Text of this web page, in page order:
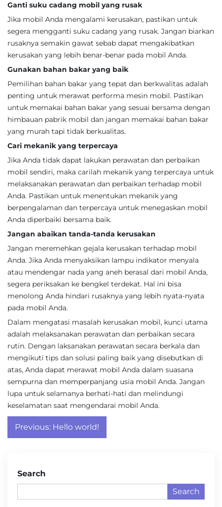
Ganti suku cadang mobil yang rusak
Jika mobil Anda mengalami kerusakan, pastikan untuk
segera mengganti suku cadang yang rusak. Jangan biarkan
rusaknya semakin gawat sebab dapat mengakibatkan
kerusakan yang lebih benar-benar pada mobil Anda.
Gunakan bahan bakar yang baik
Pemilihan bahan bakar yang tepat dan berkwalitas adalah
penting untuk merawat performa mesin mobil. Pastikan
untuk memakai bahan bakar yang sesuai bersama dengan
himbauan pabrik mobil dan jangan memakai bahan bakar
yang murah tapi tidak berkualitas.
Cari mekanik yang terpercaya
Jika Anda tidak dapat lakukan perawatan dan perbaikan
mobil sendiri, maka carilah mekanik yang terpercaya untuk
melaksanakan perawatan dan perbaikan terhadap mobil
Anda. Pastikan untuk menentukan mekanik yang
berpengalaman dan terpercaya untuk menegaskan mobil
Anda diperbaiki bersama baik.
Jangan abaikan tanda-tanda kerusakan
Jangan meremehkan gejala kerusakan terhadap mobil
Anda. Jika Anda menyaksikan lampu indikator menyala
atau mendengar nada yang aneh berasal dari mobil Anda,
segera periksakan ke bengkel terdekat. Hal ini bisa
menolong Anda hindari rusaknya yang lebih nyata-nyata
pada mobil Anda.
Dalam mengatasi masalah kerusakan mobil, kunci utama
adalah melaksanakan perawatan dan perbaikan secara
rutin. Dengan laksanakan perawatan secara berkala dan
mengikuti tips dan solusi paling baik yang disebutkan di
atas, Anda dapat merawat mobil Anda dalam suasana
sempurna dan memperpanjang usia mobil Anda. Jangan
lupa untuk selamanya berhati-hati dan melindungi
keselamatan saat mengendarai mobil Anda.
Post
navigation
Previous: Hello world!
Search
Search